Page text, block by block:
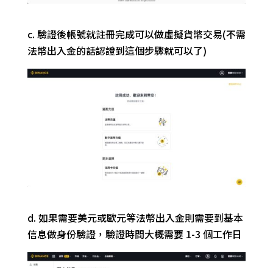
c. 驗證後帳號就註冊完成可以做虛擬貨幣交易(不需
法幣出入金的話認證到這個步驟就可以了)
d. 如果需要美元或歐元等法幣出入金則需要到基本
信息做身份驗證，驗證時間大概需要 1-3 個工作日